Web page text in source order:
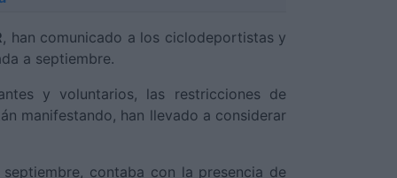
, han comunicado a los ciclodeportistas y
a septiembre.
y voluntarios, las restricciones de
manifestando, han llevado a considerar
contaba con la presencia de